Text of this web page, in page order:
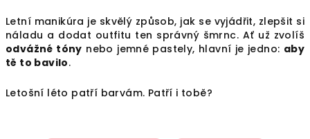
Letní manikúra je skvělý způsob, jak se vyjádřit, zlepšit si
náladu a dodat outfitu ten správný šmrnc. Ať už zvolíš
odvážné tóny nebo jemné pastely, hlavní je jedno: aby
tě to bavilo.
Letošní léto patří barvám. Patří i tobě?